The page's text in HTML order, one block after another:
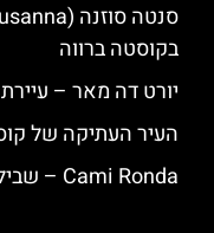
בקוסטה ברווה
יורט דה מאר –
העיר העתיקה של
‪‪Cami Ronda‬‬ – שביל הליכה עם נוף בקוסטה ברווה